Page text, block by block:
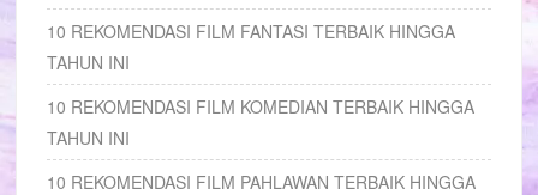
10 REKOMENDASI FILM FANTASI TERBAIK HINGGA
TAHUN INI
10 REKOMENDASI FILM KOMEDIAN TERBAIK HINGGA
TAHUN INI
10 REKOMENDASI FILM PAHLAWAN TERBAIK HINGGA